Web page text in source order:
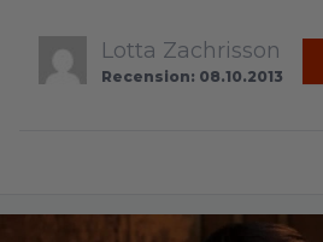
Lotta Zachrisson
Recension: 08.10.2013